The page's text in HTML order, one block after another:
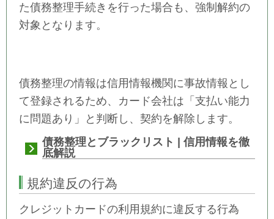
た債務整理手続きを行った場合も、強制解約の
対象となります。
債務整理の情報は信用情報機関に事故情報とし
て登録されるため、カード会社は「支払い能力
に問題あり」と判断し、契約を解除します。
債務整理とブラックリスト | 信用情報を徹
底解説
規約違反の行為
クレジットカードの利用規約に違反する行為